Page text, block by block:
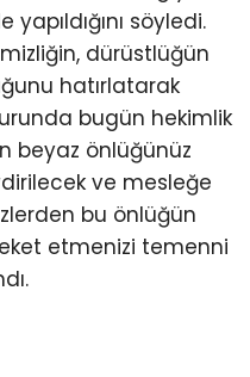
söyledi.
dürüstlüğün
hatırlatarak
bugün hekimlik
beyaz önlüğünüz
ve mesleğe
bu önlüğün
etmenizi temenni